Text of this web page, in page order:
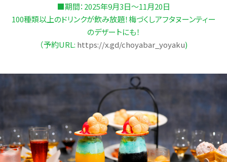
■期間：2025年9月3日～11月20日
100種類以上のドリンクが飲み放題！梅づくしアフタヌーンティー
のデザートにも！
（予約URL: https://x.gd/choyabar_yoyaku)